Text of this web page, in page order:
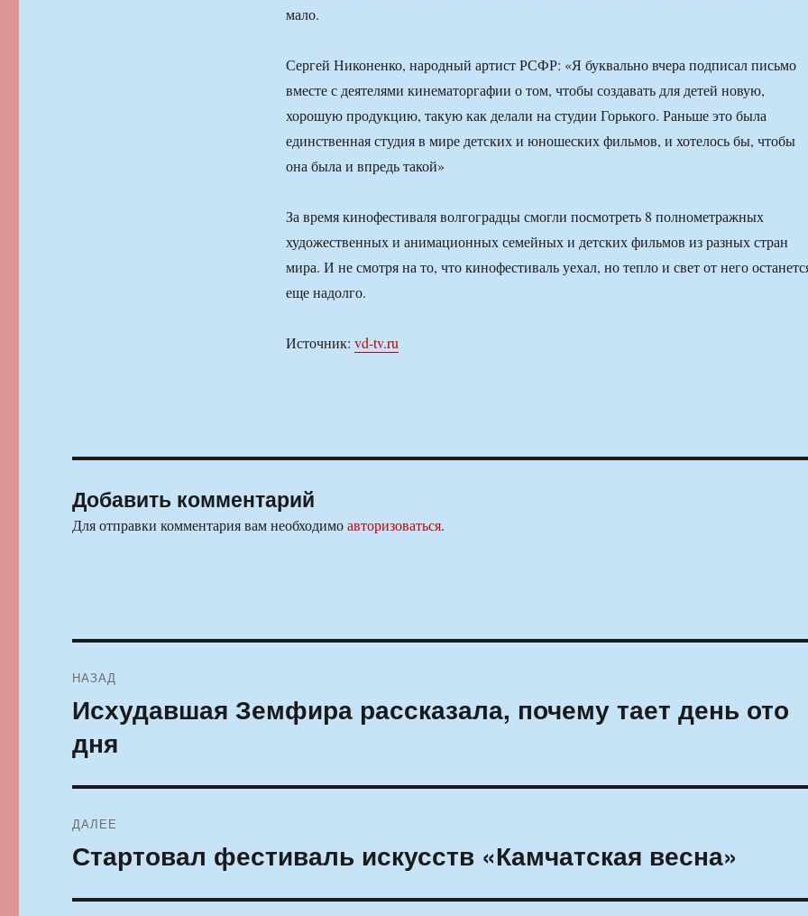
мало.
Сергей Никоненко, народный артист РСФР: «Я буквально вчера подписал письмо
вместе с деятелями кинематоргафии о том, чтобы создавать для детей новую,
хорошую продукцию, такую как делали на студии Горького. Раньше это была
единственная студия в мире детских и юношеских фильмов, и хотелось бы, чтобы
она была и впредь такой»
За время кинофестиваля волгоградцы смогли посмотреть 8 полнометражных
художественных и анимационных семейных и детских фильмов из разных стран
мира. И не смотря на то, что кинофестиваль уехал, но тепло и свет от него
еще надолго.
Источник: vd-tv.ru
Добавить комментарий
Для отправки комментария вам необходимоавторизоваться.
по
записям
НАЗАД
Предыдущая
запись:
Исхудавшая Земфира рассказала, почему тает день ото
дня
ДАЛЕЕ
Следующая
запись:
Стартовал фестиваль искусств «Камчатская весна»